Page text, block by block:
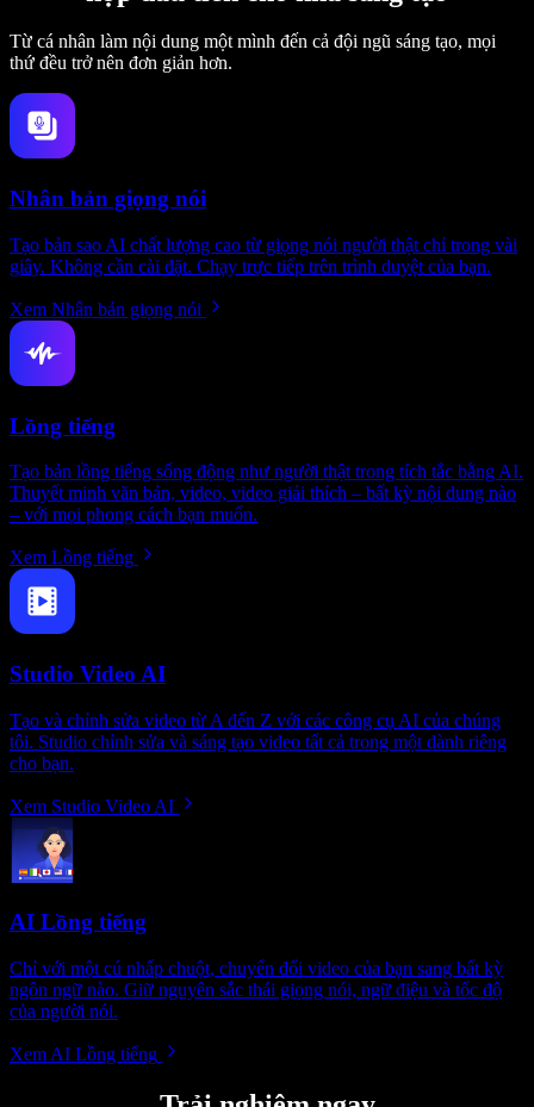
Từ cá nhân làm nội dung một mình đến cả đội ngũ sáng tạo, mọi
thứ đều trở nên đơn giản hơn.
Nhân bản giọng nói
Tạo bản sao AI chất lượng cao từ giọng nói người thật chỉ trong vài
giây. Không cần cài đặt. Chạy trực tiếp trên trình duyệt của bạn.
Xem Nhân bản giọng nói
Lồng tiếng
Tạo bản lồng tiếng sống động như người thật trong tích tắc bằng AI.
Thuyết minh văn bản, video, video giải thích – bất kỳ nội dung nào
– với mọi phong cách bạn muốn.
Xem Lồng tiếng
Studio Video AI
Tạo và chỉnh sửa video từ A đến Z với các công cụ AI của chúng
tôi. Studio chỉnh sửa và sáng tạo video tất cả trong một dành riêng
cho bạn.
Xem Studio Video AI
AI Lồng tiếng
Chỉ với một cú nhấp chuột, chuyển đổi video của bạn sang bất kỳ
ngôn ngữ nào. Giữ nguyên sắc thái giọng nói, ngữ điệu và tốc độ
của người nói.
Xem AI Lồng tiếng